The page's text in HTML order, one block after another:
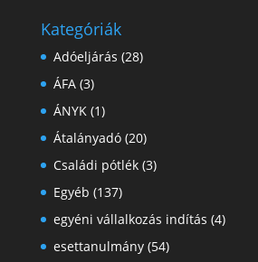
Kategóriák
Adóeljárás (28)
ÁFA(3)
ÁNYK (1)
Átalányadó(20)
Családi pótlék(3)
Egyéb (137)
egyéni vállalkozás indítás (4)
esettanulmány(54)